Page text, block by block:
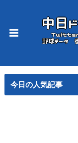
今日の人気記事